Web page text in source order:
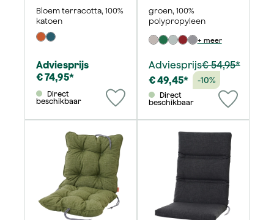
Bloem terracotta, 100%
katoen
Adviesprijs
€ 74,95*
beschikbaar
groen, 100%
polypropyleen
+ meer
Adviesprijs€ 54,95*
€ 49,45*
-10%
beschikbaar